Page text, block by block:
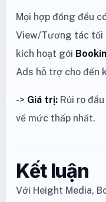
Mọi hợp đồng đều
View/Tương tác tối
kích hoạt gói
Ads hỗ trợ cho đến
-> Giá trị: Rủi ro
về mức thấp nhất.
Kết luận
Với Height Media,